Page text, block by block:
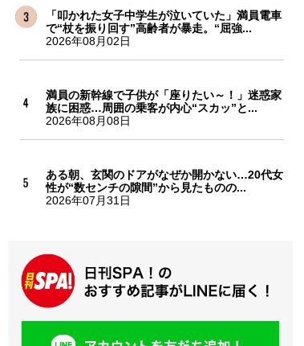
「叩かれた女子中学生が泣いていた」満員電車
で“杖を振り回す”高齢者が暴走。“屈強...
2026年08月02日
満員の新幹線で子供が「座りたい～！」迷惑家
族に困惑…周囲の乗客が内心“スカッ”と...
2026年08月08日
ある朝、玄関のドアがなぜか開かない…20代女
性が“数センチの隙間”から見たものの...
2026年07月31日